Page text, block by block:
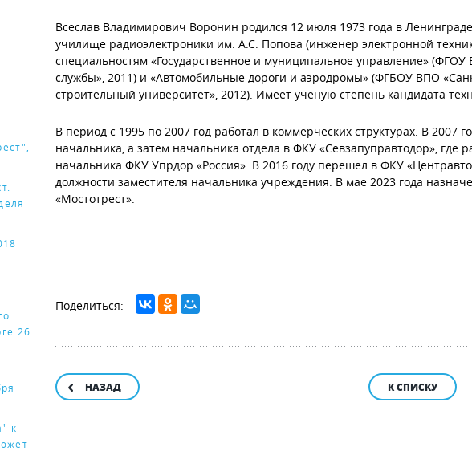
26
к
Всеслав Владимирович Воронин родился 12 июля 1973 года в
училище радиоэлектроники им. А.С. Попова (инженер электронной
специальностям «Государственное и муниципальное управление»
службы», 2011) и «Автомобильные дороги и аэродромы» (ФГБОУ ВПО
строительный университет», 2012). Имеет ученую степень кандидата
В период с 1995 по 2007 год работал в коммерческих структурах. В 2007
начальника, а затем начальника отдела в ФКУ «Севзапуправтодор», где
начальника ФКУ Упрдор «Россия». В 2016 году перешел в ФКУ
должности заместителя начальника учреждения. В мае 2023 года
«Мостотрест».
НАЗАД К СПИСКУ